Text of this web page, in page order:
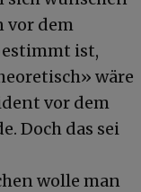
vor dem
ist,
wäre
vor dem
Doch das sei
wolle man